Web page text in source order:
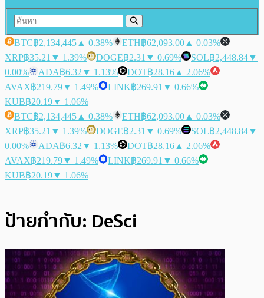
BTC฿2,134,445 ▲ 0.38% ETH฿62,093.00 ▲ 0.03%
XRP฿35.21 ▼ 1.39% DOGE฿2.31 ▼ 0.69% SOL฿2,448.84▼
0.00%
ADA฿6.32 ▼ 1.13% DOT฿28.16 ▲ 2.06%
AVAX฿219.79▼ 1.49% LINK฿269.91 ▼ 0.66%
KUB฿20.19▼ 1.06%
BTC฿2,134,445 ▲ 0.38% ETH฿62,093.00 ▲ 0.03%
XRP฿35.21 ▼ 1.39% DOGE฿2.31 ▼ 0.69% SOL฿2,448.84▼
0.00%
ADA฿6.32 ▼ 1.13% DOT฿28.16 ▲ 2.06%
AVAX฿219.79▼ 1.49% LINK฿269.91 ▼ 0.66%
KUB฿20.19▼ 1.06%
ป้ายกำกับ: DeSci